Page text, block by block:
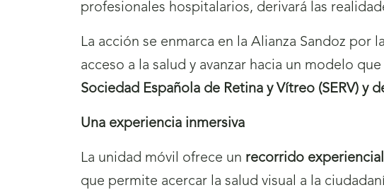
profesionales hospitalarios, derivará las
La acción se enmarca en la Alianza Sandoz
acceso a la salud y avanzar hacia un modelo
Sociedad Española de Retina y Vítreo (SERV) y
Una experiencia inmersiva
La unidad móvil ofrece un recorrido
que permite acercar la salud visual a la